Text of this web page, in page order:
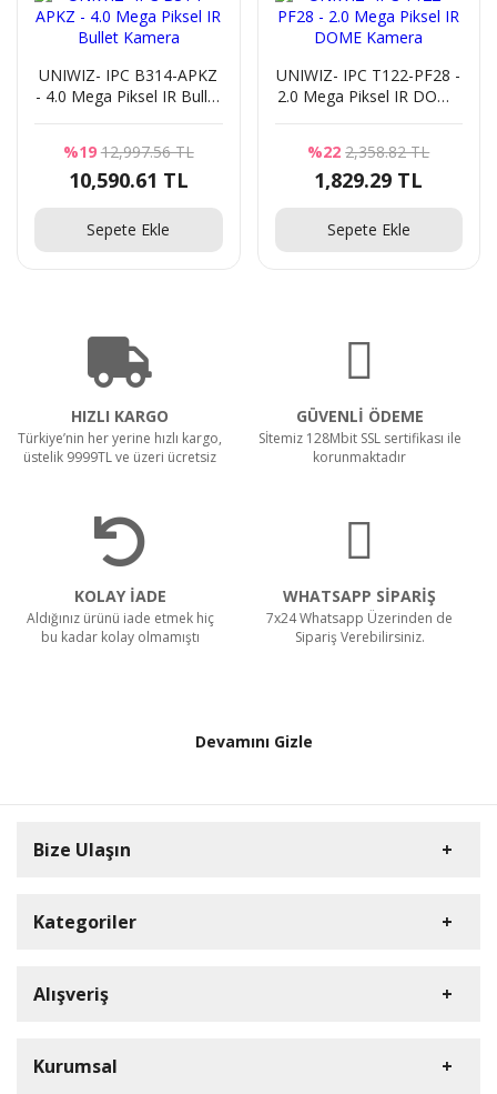
UNIWIZ- IPC B314-APKZ
- 4.0 Mega Piksel IR Bullet
%19 12,997.56 TL
10,590.61 TL
Sepete Ekle
UNIWIZ- IPC T122-PF28 -
2.0 Mega Piksel IR DOME
%22 2,358.82 TL
1,829.29 TL
Sepete Ekle
HIZLI KARGO
Türkiye’nin her yerine hızlı kargo,
üstelik 9999TL ve üzeri ücretsiz
GÜVENLİ ÖDEME
Sİtemiz 128Mbit SSL sertifikası ile
korunmaktadır
KOLAY İADE
Aldığınız ürünü iade etmek hiç
bu kadar kolay olmamıştı
WHATSAPP SİPARİŞ
7x24 Whatsapp Üzerinden de
Sipariş Verebilirsiniz.
Devamını Gizle
Bize Ulaşın
0212 909 37 26
Kategoriler
DVR Cihazlar
NVR Cihazlar
Alışveriş
Kurumsal